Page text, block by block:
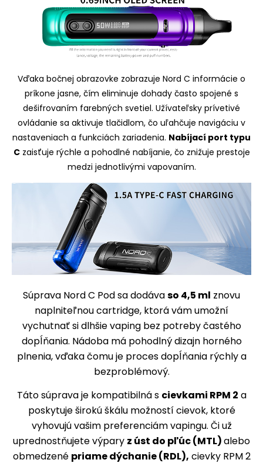
Vďaka bočnej obrazovke zobrazuje Nord C informácie o
príkone jasne, čím eliminuje dohady často spojené s
dešifrovaním farebných svetiel. Užívateľsky prívetivé
ovládanie sa aktivuje tlačidlom, čo uľahčuje navigáciu v
nastaveniach a funkciách zariadenia. Nabíjací port typu
Czaisťuje rýchle a pohodlné nabíjanie, čo znižuje prestoje
medzi jednotlivými vapovaním.
Súprava Nord C Pod sa dodávaso 4,5 ml znovu
naplniteľnou cartridge, ktorá vám umožní
vychutnať si dlhšie vaping bez potreby častého
dopĺňania. Nádoba má pohodlný dizajn horného
plnenia, vďaka čomu je proces dopĺňania rýchly a
bezproblémový.
Táto súprava je kompatibilná s cievkami RPM 2 a
poskytuje širokú škálu možností cievok, ktoré
vyhovujú vašim preferenciám vapingu. Či už
uprednostňujete výpary z úst do pľúc (MTL)alebo
obmedzené priame dýchanie (RDL), cievky RPM 2